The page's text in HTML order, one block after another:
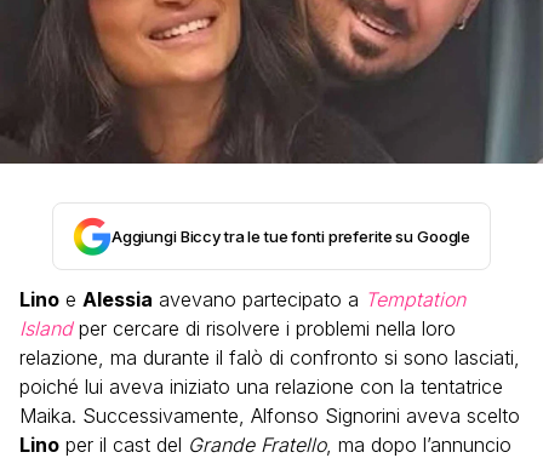
Aggiungi Biccy tra le tue fonti preferite su Google
Lino e Alessia avevano partecipato a Temptation
Islandper cercare di risolvere i problemi nella loro
relazione, ma durante il falò di confronto si sono lasciati,
poiché lui aveva iniziato una relazione con la tentatrice
Maika. Successivamente, Alfonso Signorini aveva scelto
Lino per il cast del Grande Fratello, ma dopo l’annuncio